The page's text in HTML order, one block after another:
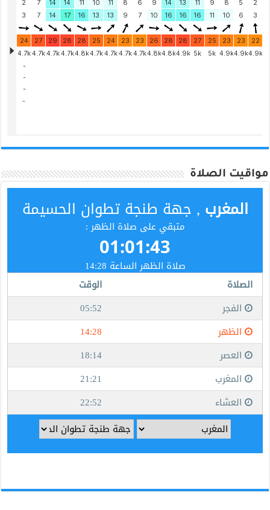
مواقيت الصلاة